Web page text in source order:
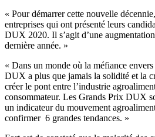
« Pour démarrer cette nouvelle
entreprises qui ont présenté leurs
DUX 2020. Il s’agit d’une
dernière année. »
« Dans un monde où la méfiance
DUX a plus que jamais la solidité et la
créer le pont entre l’industrie
consommateur. Les Grands Prix DUX
un indicateur du mouvement
confirmer 6 grandes tendances. »